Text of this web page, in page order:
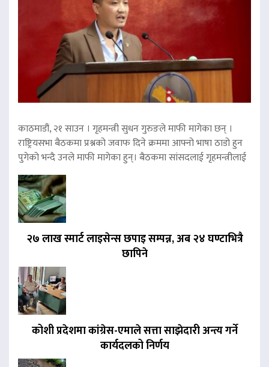
काठमाडौं, २१ साउन । गृहमन्त्री सुधन गुरुङले माफी मागेका छन् ।
राष्ट्रियसभा बैठकमा प्रश्नको जवाफ दिने क्रममा आफ्नो भाषा ठाडो हुन
पुगेको भन्दै उनले माफी मागेका हुन्। बैठकमा सांसदलाई गृहमन्त्रीलाई
२७ लाख स्मार्ट लाइसेन्स छपाइ सम्पन्न, अब २४ घण्टाभित्रै
छापिने
कोशी प्रदेशमा कांग्रेस-एमाले सत्ता साझेदारी अन्त्य गर्ने
कार्यदलको निर्णय